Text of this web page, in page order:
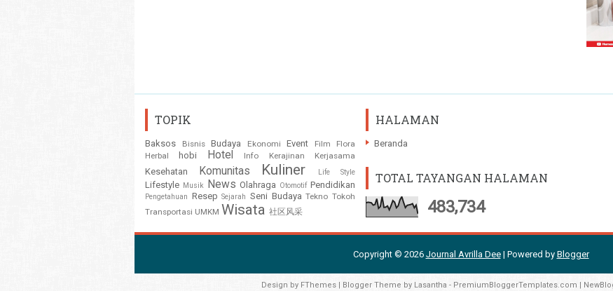
TOPIK
Baksos Bisnis Budaya Ekonomi Event Film
Flora
Herbal
hobi Hotel Info Kerajinan Kerjasama
Kesehatan Komunitas Kuliner Life Style
Lifestyle Musik News Olahraga Otomotif Pendidikan
Pengetahuan Resep Sejarah Seni Budaya Tekno Tokoh
Transportasi UMKM Wisata 社区风采
HALAMAN
Beranda
TOTAL TAYANGAN HALAMAN
483,734
Copyright © 2026 Journal Avrilla Dee| Powered by Blogger
Design by FThemes | Blogger Theme by Lasantha - PremiumBloggerTemplates.com |